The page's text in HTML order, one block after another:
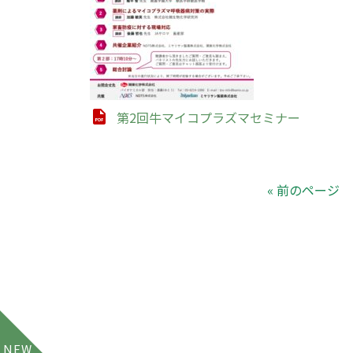
第2回牛マイコプラズマセミナー
« 前のページ
NEW